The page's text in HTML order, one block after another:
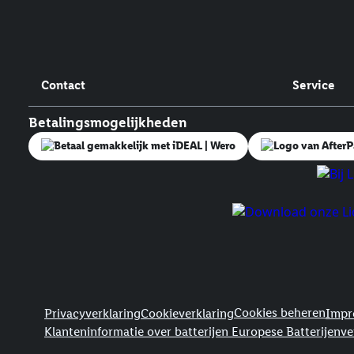
Contact Service
Betalingsmogelijkheden
PrivacyverklaringCookieverklaringCookies beheren
Klanteninformatie over batterijen Europese